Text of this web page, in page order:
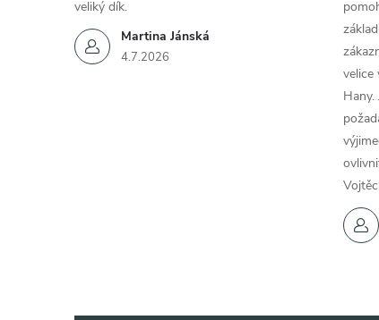
Martina Jánská
4.7.2026
veliký dík.
velice